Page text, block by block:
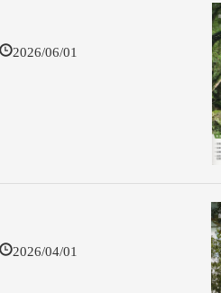
2026/06/01
2026/04/01